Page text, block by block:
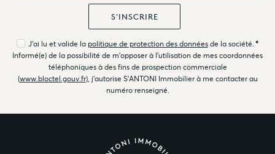
J'ai lu et valide la politique de protection des donnéesde la société. *
Informé(e) de la possibilité de m'opposer à l'utilisation de mes coordonnées
téléphoniques à des fins de prospection commerciale
(www.bloctel.gouv.fr), j'autorise S'ANTONI Immobilier à me contacter au
numéro renseigné.